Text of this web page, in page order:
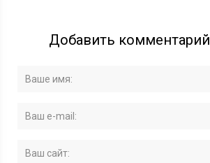
Добавить комментарий